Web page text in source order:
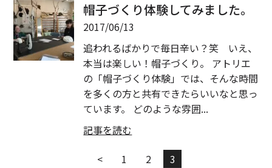
帽子づくり体験してみました。
2017/06/13
追われるばかりで毎日辛い？笑 いえ、
本当は楽しい！帽子づくり。 アトリエ
の「帽子づくり体験」では、そんな時間
を多くの方と共有できたらいいなと思っ
ています。 どのような雰囲...
記事を読む
<
1 2 3